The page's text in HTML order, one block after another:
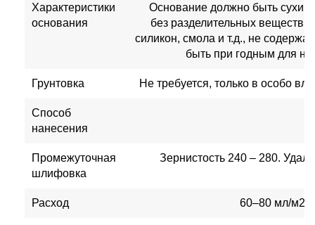
Характеристики
основания
Основание должно быть
без разделительных веществ,
силикон, смола и т.д., не
быть при годным для
Грунтовка Не требуется, только в особо
Способ
нанесения
Промежуточная
шлифовка
Зернистость 240 – 280.
Расход 60–80 мл/м2.